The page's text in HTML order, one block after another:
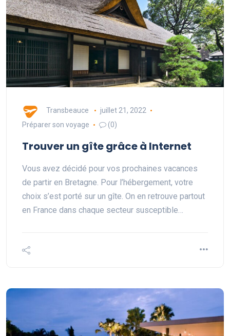
Transbeauce
juillet 21, 2022
Préparer son voyage
(0)
Trouver un gîte grâce à Internet
Vous avez décidé pour vos prochaines vacances
de partir en Bretagne. Pour l’hébergement, votre
choix s’est porté sur un gîte. On en retrouve partout
en France dans chaque secteur susceptible…